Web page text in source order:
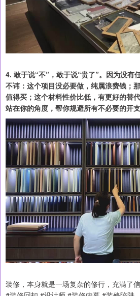
4. 敢于说“不”，敢于说“贵了”。因为没有
不讳：这个项目没必要做，纯属浪费钱；
值得买；这个材料性价比低，有更好的替
站在你的角度，帮你规避所有不必要的开支
装修，本身就是一场复杂的修行，充满了信